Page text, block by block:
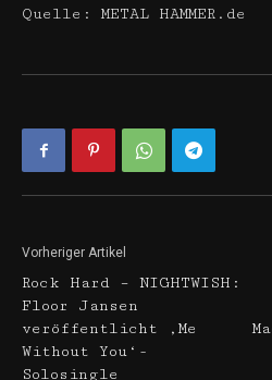
Quelle: METAL HAMMER.de
Vorheriger Artikel
Rock Hard – NIGHTWISH:
Floor Jansen
veröffentlicht ‚Me
Without You‘-
Solosingle